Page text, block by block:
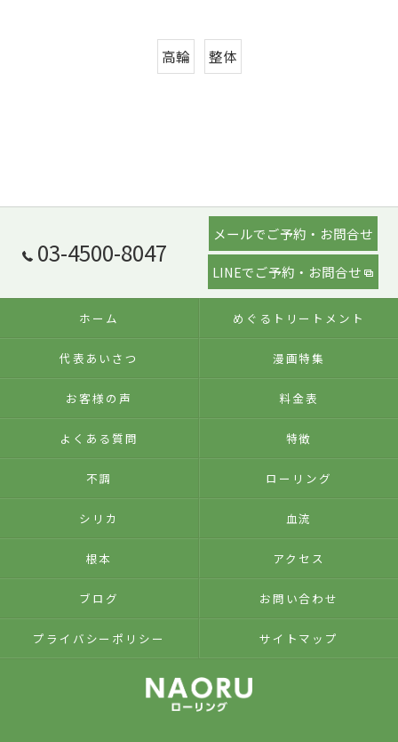
高輪 整体
03-4500-8047
メールでご予約・お問合せ
LINEでご予約・お問合せ
ホーム めぐるトリートメント
代表あいさつ 漫画特集
お客様の声 料金表
よくある質問 特徴
不調 ローリング
シリカ 血流
根本 アクセス
ブログ お問い合わせ
プライバシーポリシー サイトマップ